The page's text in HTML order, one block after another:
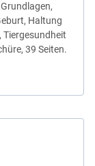
Haltung
39 Seiten.